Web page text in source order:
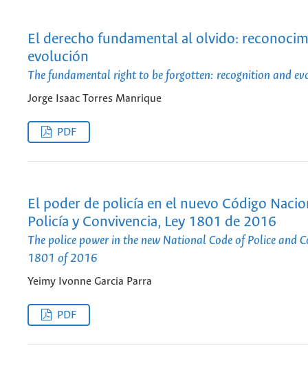
El derecho fundamental al olvido:
evolución
The fundamental right to be forgotten: recognition and
Jorge Isaac Torres Manrique
PDF
El poder de policía en el nuevo Código
Policía y Convivencia, Ley 1801 de 2016
The police power in the new National Code of Police and
1801 of 2016
Yeimy Ivonne Garcia Parra
PDF